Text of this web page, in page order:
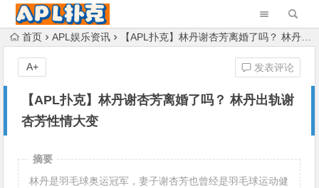
首页 APL娱乐资讯 【APL扑克】林丹谢杏芳离婚了吗？ 林丹出轨谢杏芳性情大变
【APL扑克】林丹谢杏芳离婚了吗？ 林丹出轨谢
杏芳性情大变
发表评论
A+
摘要
林丹是羽毛球奥运冠军，妻子谢杏芳也曾经是羽毛球运动健